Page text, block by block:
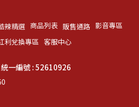
辣精選 商品列表 販售通路 影音專區
利兌換專區 客服中心
一編號 : 52610926